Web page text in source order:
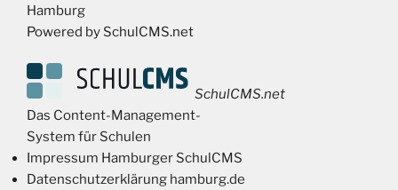
Hamburg
Powered by SchulCMS.net
SchulCMS.net
Das Content-Management-
System für Schulen
Impressum Hamburger SchulCMS
Datenschutzerklärung hamburg.de